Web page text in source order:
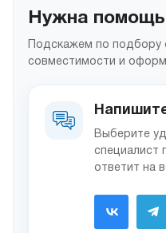
Нужна
Подскажем по подбору
совместимости и
Выберите
специалист
ответит на